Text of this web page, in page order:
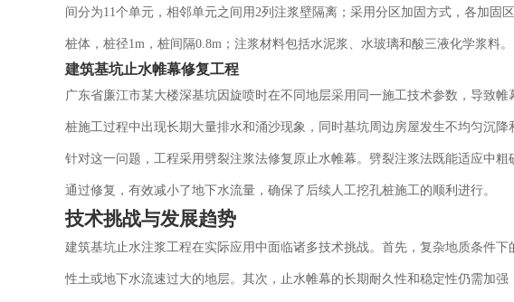
间分为11个单元，相邻单元之间用2列注浆壁隔离；采用分区加固方式，各加固
桩体，桩径1m，桩间隔0.8m；注浆材料包括水泥浆、水玻璃和酸三液化学浆料。
建筑基坑止水帷幕修复工程
广东省廉江市某大楼深基坑因旋喷时在不同地层采用同一施工技术参数，导致
桩施工过程中出现长期大量排水和涌沙现象，同时基坑周边房屋发生不均匀沉降
针对这一问题，工程采用劈裂注浆法修复原止水帷幕。劈裂注浆法既能适应中
通过修复，有效减小了地下水流量，确保了后续人工挖孔桩施工的顺利进行。
技术挑战与发展趋势
建筑基坑止水注浆工程在实际应用中面临诸多技术挑战。首先，复杂地质条件
性土或地下水流速过大的地层。其次，止水帷幕的长期耐久性和稳定性仍需加